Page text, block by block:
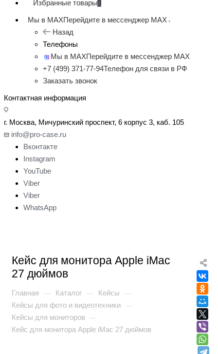
Избранные товары0
Мы в MAXПерейдите в мессенджер MAX
Назад
Телефоны
Мы в MAXПерейдите в мессенджер MAX
+7 (499) 371-77-94Телефон для связи в РФ
Заказать звонок
Контактная информация
г. Москва, Мичуринский проспект, 6 корпус 3, каб. 105
info@pro-case.ru
Вконтакте
Instagram
YouTube
Viber
Viber
WhatsApp
Кейс для монитора Apple iMac
27 дюймов
Главная — Каталог — Кейсы —
Кейсы для фото и видеотехники —
Кейсы для мониторов —
Кейс для монитора Apple iMac 27 дюймов